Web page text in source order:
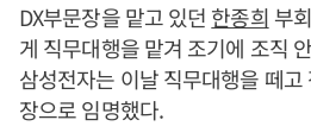
DX부문장을 맡고 있던 한종희부
게 직무대행을 맡겨 조기에 조직
삼성전자는 이날 직무대행을 떼고
장으로 임명했다.